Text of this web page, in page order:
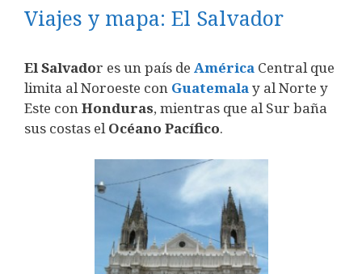
Viajes y mapa: El Salvador
El Salvador es un país de América Central que
limita al Noroeste con Guatemalay al Norte y
Este conHonduras, mientras que al Sur baña
sus costas elOcéano Pacífico.